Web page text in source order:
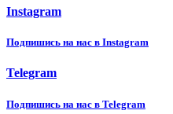
Instagram
Подпишиcь на нас в Instagram
Telegram
Подпишиcь на нас в Telegram